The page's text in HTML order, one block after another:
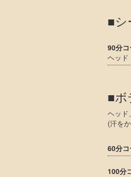
■シ
90分コ
ヘッド
■ボ
ヘッド
(汗を
60分コ
100分